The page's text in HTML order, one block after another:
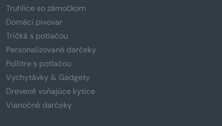
Truhlice so zámočkom
Domáci pivovar
Tričká s potlačou
Personalizované darčeky
Pollitre s potlačou
Vychytávky & Gadgety
Drevené voňajúce kytice
Vianočné darčeky